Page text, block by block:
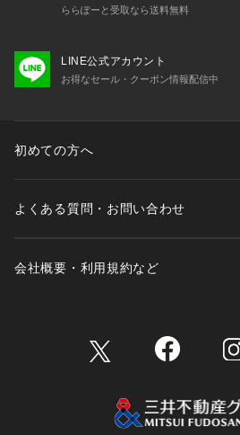
ららぽーと受取なら送料無料
LINE公式アカウント
お得なセール・クーポン情報配信中
初めての方へ
よくある質問・お問い合わせ
会社概要・利用規約など